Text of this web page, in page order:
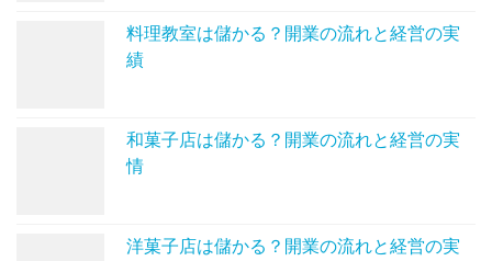
料理教室は儲かる？開業の流れと経営の実
績
和菓子店は儲かる？開業の流れと経営の実
情
洋菓子店は儲かる？開業の流れと経営の実